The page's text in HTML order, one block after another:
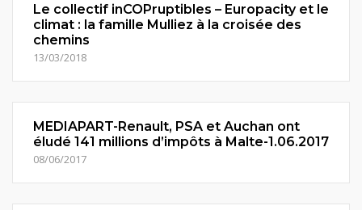
Le collectif inCOPruptibles – Europacity et le
climat : la famille Mulliez à la croisée des
chemins
13/03/2018
MEDIAPART-Renault, PSA et Auchan ont
éludé 141 millions d’impôts à Malte-1.06.2017
08/06/2017